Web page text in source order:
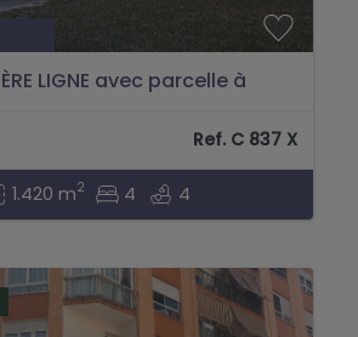
LIGNE avec parcelle à
Ref. C 837 X
1.420 m2 4 4